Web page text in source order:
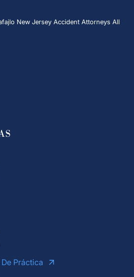
New Jersey Accident Attorneys All
Práctica